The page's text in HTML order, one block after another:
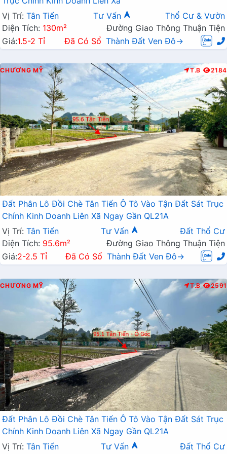
Vị Trí: Tân Tiến Tư Vấn
Thổ Cư & Vườn
Diện Tích: 130m²
Đường Giao Thông Thuận Tiện
Giá:1.5-2 Tỉ Đã Có Sổ Thành Đất Ven Đô→
CHƯƠNG MỸ T.B 2184
Đất Phân Lô Đồi Chè Tân Tiến Ô Tô Vào Tận Đất Sát Trục
Chính Kinh Doanh Liên Xã Ngay Gần QL21A
Vị Trí: Tân Tiến Tư Vấn
Đất Thổ Cư
Diện Tích: 95.6m²
Đường Giao Thông Thuận Tiện
Giá:2-2.5 Tỉ Đã Có Sổ Thành Đất Ven Đô→
CHƯƠNG MỸ T.B 2591
Đất Phân Lô Đồi Chè Tân Tiến Ô Tô Vào Tận Đất Sát Trục
Chính Kinh Doanh Liên Xã Ngay Gần QL21A
Vị Trí: Tân Tiến Tư Vấn
Đất Thổ Cư